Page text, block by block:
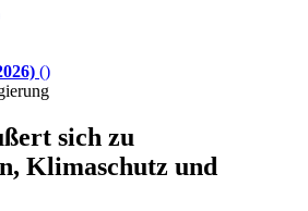
()
sich zu
Klima­schutz und